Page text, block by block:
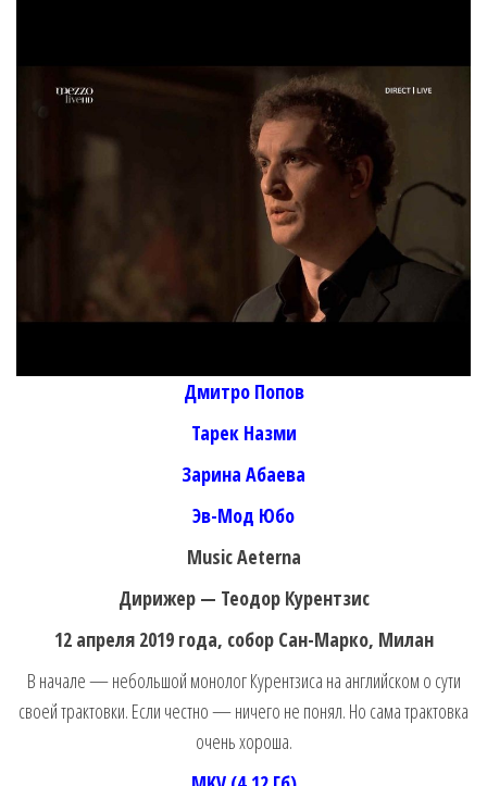
Дмитро Попов
Тарек Назми
Зарина Абаева
Эв-Мод Юбо
Music Aeterna
Дирижер — Теодор Курентзис
12 апреля 2019 года, собор Сан-Марко, Милан
В начале — небольшой монолог Курентзиса на английском о сути
своей трактовки. Если честно — ничего не понял. Но сама трактовка
очень хороша.